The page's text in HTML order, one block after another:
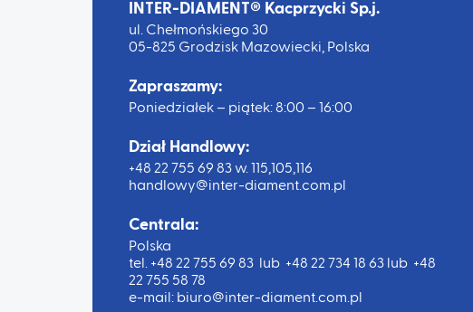
INTER-DIAMENT® Kacprzycki Sp.j.
ul. Chełmońskiego 30
05-825 Grodzisk Mazowiecki, Polska
Zapraszamy:
Poniedziałek – piątek: 8:00 – 16:00
Dział Handlowy:
+48 22 755 69 83 w. 115,105,116
handlowy@inter-diament.com.pl
Centrala:
Polska
tel. +48 22 755 69 83 lub +48 22 734 18 63 lub +48
22 755 58 78
e-mail: biuro@inter-diament.com.pl